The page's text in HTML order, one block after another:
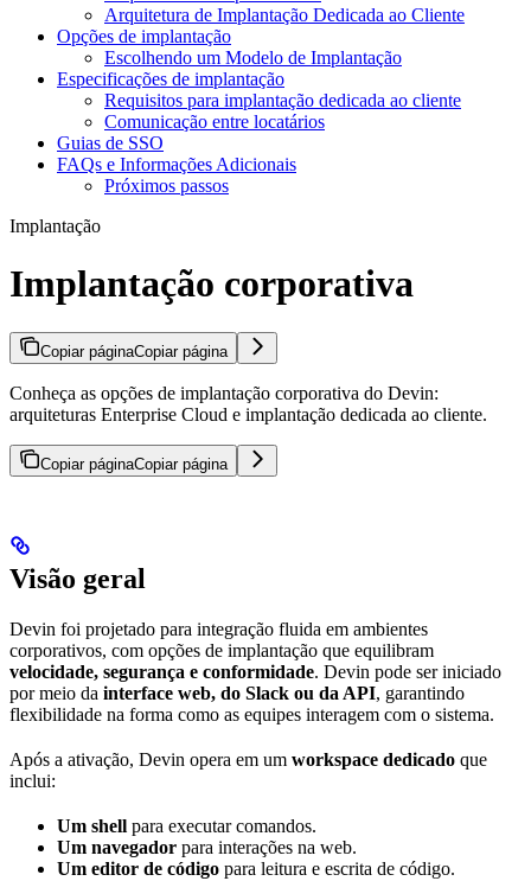
Arquitetura de Implantação Dedicada ao Cliente
Opções de implantação
Escolhendo um Modelo de Implantação
Especificações de implantação
Requisitos para implantação dedicada ao cliente
Comunicação entre locatários
Guias de SSO
FAQs e Informações Adicionais
Próximos passos
Implantação
Implantação corporativa
Copiar páginaCopiar página
Conheça as opções de implantação corporativa do Devin:
arquiteturas Enterprise Cloud e implantação dedicada ao cliente.
Copiar páginaCopiar página
Visão geral
Devin foi projetado para integração fluida em ambientes
corporativos, com opções de implantação que equilibram
velocidade, segurança e conformidade. Devin pode ser iniciado
por meio da interface web, do Slack ou da API, garantindo
flexibilidade na forma como as equipes interagem com o sistema.
Após a ativação, Devin opera em um workspace dedicado que
inclui:
Um shell para executar comandos.
Um navegador para interações na web.
Um editor de código para leitura e escrita de código.